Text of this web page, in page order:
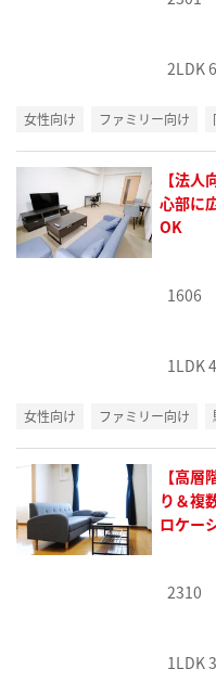
2LDK
女性向け ファミリー向け
【法
心部に
OK
1606
1LDK
女性向け ファミリー向け
【高
り＆複
ロケー
2310
1LDK